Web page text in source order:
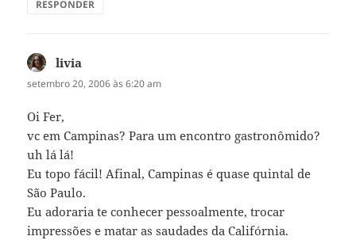
RESPONDER
livia
setembro 20, 2006 às 6:20 am
Oi Fer,
vc em Campinas? Para um encontro gastronômido?
uh lá lá!
Eu topo fácil! Afinal, Campinas é quase quintal de
São Paulo.
Eu adoraria te conhecer pessoalmente, trocar
impressões e matar as saudades da Califórnia.